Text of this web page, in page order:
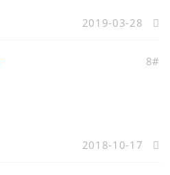
2019-03-28
8#
2018-10-17